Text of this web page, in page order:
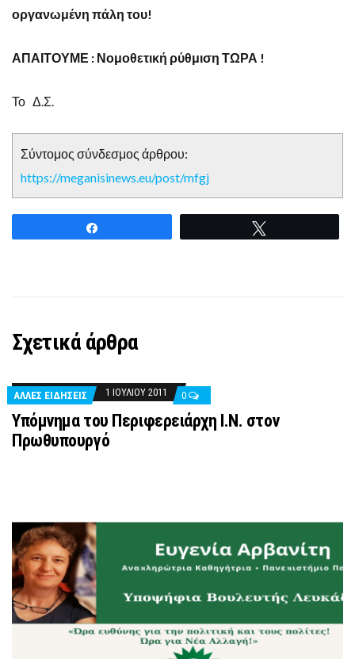
οργανωμένη πάλη του!
ΑΠΑΙΤΟΥΜΕ : Νομοθετική ρύθμιση ΤΩΡΑ !
Το Δ.Σ.
Σύντομος σύνδεσμος άρθρου:
https://meganisinews.eu/post/mfgj
Σχετικά άρθρα
ΑΛΛΕΣ ΕΙΔΗΣΕΙΣ 1 ΙΟΥΛΊΟΥ 2011 0
Υπόμνημα του Περιφερειάρχη Ι.N. στον
Πρωθυπουργό